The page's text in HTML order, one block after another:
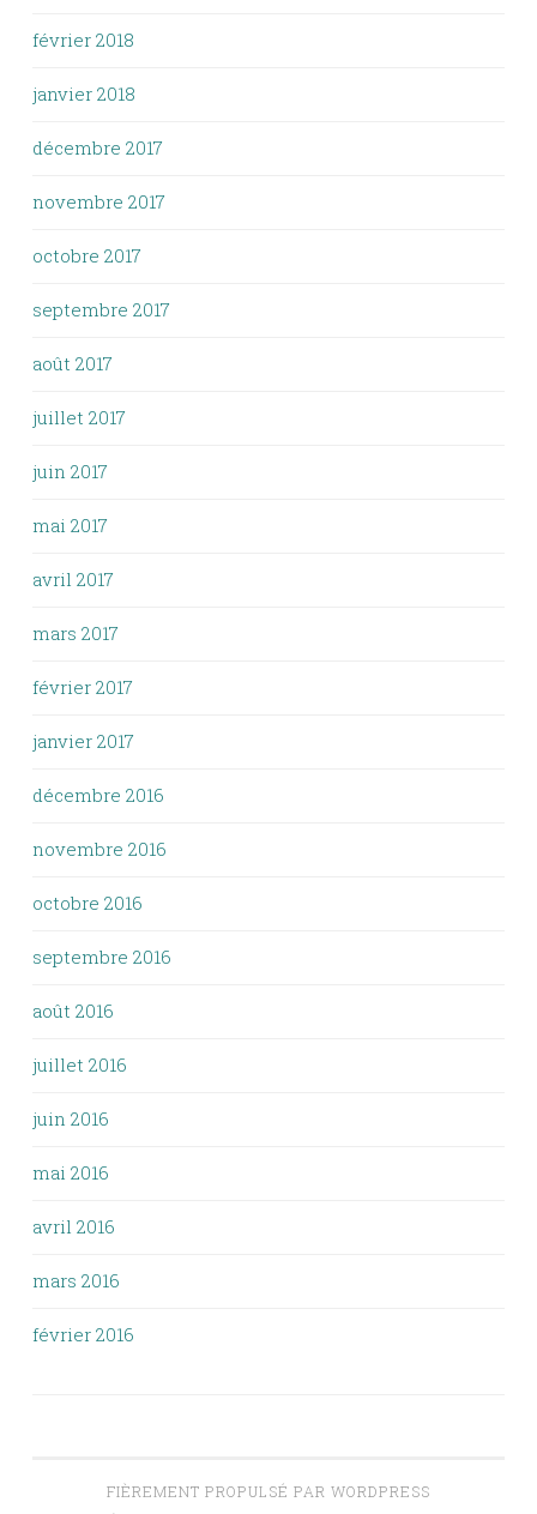
février 2018
janvier 2018
décembre 2017
novembre 2017
octobre 2017
septembre 2017
août 2017
juillet 2017
juin 2017
mai 2017
avril 2017
mars 2017
février 2017
janvier 2017
décembre 2016
novembre 2016
octobre 2016
septembre 2016
août 2016
juillet 2016
juin 2016
mai 2016
avril 2016
mars 2016
février 2016
FIÈREMENT PROPULSÉ PAR WORDPRESS